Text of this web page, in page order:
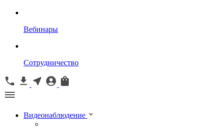
Вебинары
Сотрудничество
Видеонаблюдение